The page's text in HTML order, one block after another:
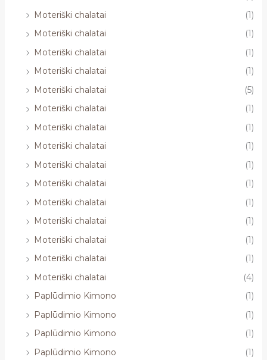
Moteriški chalatai
(1)
Moteriški chalatai
(1)
Moteriški chalatai
(1)
Moteriški chalatai
(1)
Moteriški chalatai
(5)
Moteriški chalatai
(1)
Moteriški chalatai
(1)
Moteriški chalatai
(1)
Moteriški chalatai
(1)
Moteriški chalatai
(1)
Moteriški chalatai
(1)
Moteriški chalatai
(1)
Moteriški chalatai
(1)
Moteriški chalatai
(1)
Moteriški chalatai
(4)
Paplūdimio Kimono
(1)
Paplūdimio Kimono
(1)
Paplūdimio Kimono
(1)
Paplūdimio Kimono
(1)